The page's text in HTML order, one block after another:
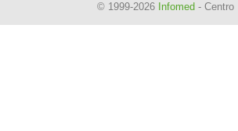
© 1999-2026 Infomed - Centro